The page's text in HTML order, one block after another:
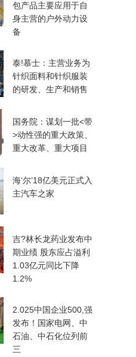
包产品主要应用于自
身主营的户外动力设
备
泰!慕士：主营业务为
针织面料和针织服装
的研发、生产和销售
国务院：谋划一批<带
>动性强的重大政策、
重大改革、重大项目
海‘尔’18亿美元正式入
主汽车之家
吉?林长龙药业发布中
期业绩 股东应占溢利
1.03亿元同比下降
1.2%
2.025中国企业500,强
发布！国家电网、中
石油、中石化位列前
三